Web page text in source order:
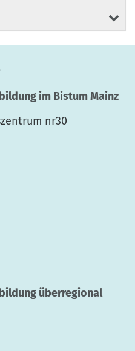
im Bistum Mainz
nr30
überregional